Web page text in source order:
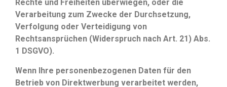
Rechte und Freiheiten überwiegen, oder die
Verarbeitung zum Zwecke der Durchsetzung,
Verfolgung oder Verteidigung von
Rechtsansprüchen (Widerspruch nach Art. 21) Abs.
1 DSGVO).
Wenn Ihre personenbezogenen Daten für den
Betrieb von Direktwerbung verarbeitet werden,